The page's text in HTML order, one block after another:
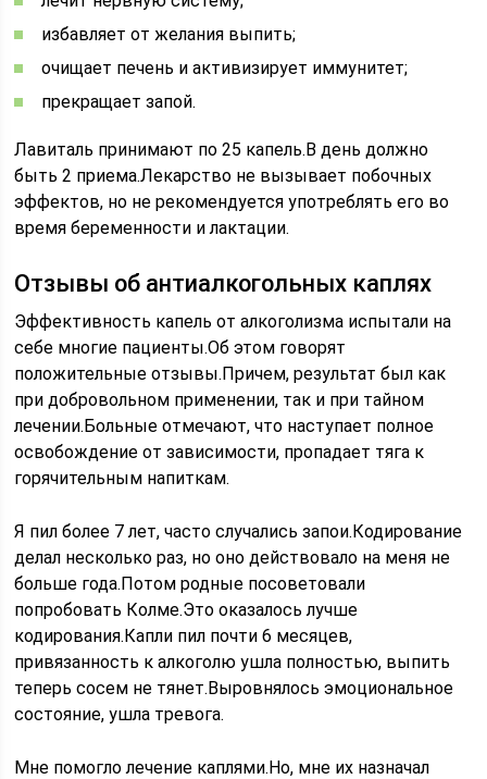
избавляет от желания выпить;
очищает печень и активизирует иммунитет;
прекращает запой.
Лавиталь принимают по 25 капель.В день должно
быть 2 приема.Лекарство не вызывает побочных
эффектов, но не рекомендуется употреблять его во
время беременности и лактации.
Отзывы об антиалкогольных каплях
Эффективность капель от алкоголизма испытали на
себе многие пациенты.Об этом говорят
положительные отзывы.Причем, результат был как
при добровольном применении, так и при тайном
лечении.Больные отмечают, что наступает полное
освобождение от зависимости, пропадает тяга к
горячительным напиткам.
Я пил более 7 лет, часто случались запои.Кодирование
делал несколько раз, но оно действовало на меня не
больше года.Потом родные посоветовали
попробовать Колме.Это оказалось лучше
кодирования.Капли пил почти 6 месяцев,
привязанность к алкоголю ушла полностью, выпить
теперь сосем не тянет.Выровнялось эмоциональное
состояние, ушла тревога.
Мне помогло лечение каплями.Но, мне их назначал